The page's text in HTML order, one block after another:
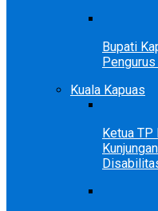
Bupati
Kuala Kapuas
Ketua